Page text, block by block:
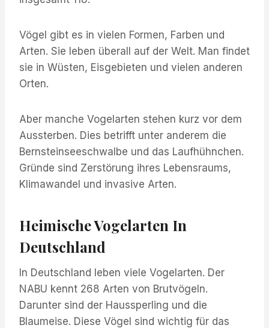
Vögel gibt es in vielen Formen, Farben und
Arten. Sie leben überall auf der Welt. Man findet
sie in Wüsten, Eisgebieten und vielen anderen
Orten.
Aber manche Vogelarten stehen kurz vor dem
Aussterben. Dies betrifft unter anderem die
Bernsteinseeschwalbe und das Laufhühnchen.
Gründe sind Zerstörung ihres Lebensraums,
Klimawandel und invasive Arten.
Heimische Vogelarten In
Deutschland
In Deutschland leben viele Vogelarten. Der
NABU kennt 268 Arten von Brutvögeln.
Darunter sind der Haussperling und die
Blaumeise. Diese Vögel sind wichtig für das